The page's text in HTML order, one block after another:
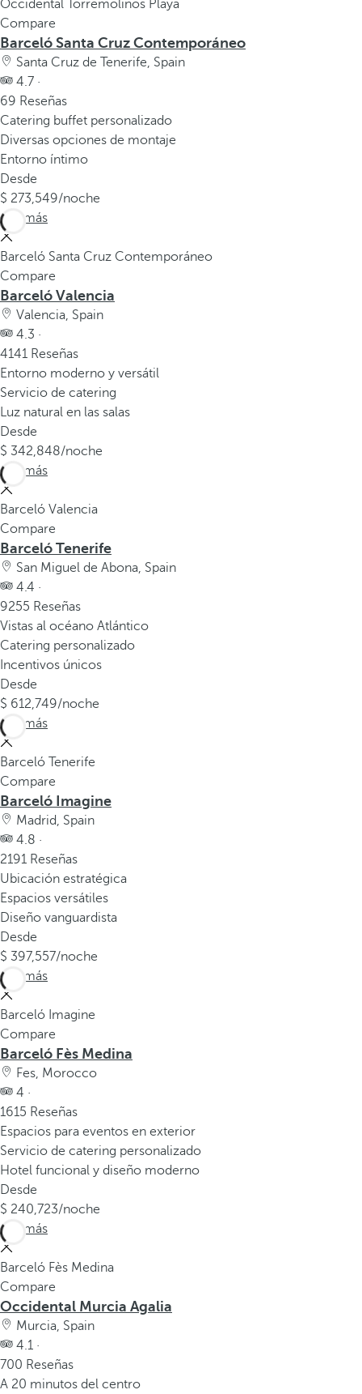
Occidental Torremolinos Playa
Compare
Barceló Santa Cruz Contemporáneo
Santa Cruz de Tenerife, Spain
4.7 ·
69 Reseñas
Catering buffet personalizado
Diversas opciones de montaje
Entorno íntimo
Desde
273,549/noche
Ver más
Barceló Santa Cruz Contemporáneo
Compare
Barceló Valencia
Valencia, Spain
4.3 ·
4141 Reseñas
Entorno moderno y versátil
Servicio de catering
Luz natural en las salas
Desde
342,848/noche
Ver más
Barceló Valencia
Compare
Barceló Tenerife
San Miguel de Abona, Spain
4.4 ·
9255 Reseñas
Vistas al océano Atlántico
Catering personalizado
Incentivos únicos
Desde
612,749/noche
Ver más
Barceló Tenerife
Compare
Barceló Imagine
Madrid, Spain
4.8 ·
2191 Reseñas
Ubicación estratégica
Espacios versátiles
Diseño vanguardista
Desde
397,557/noche
Ver más
Barceló Imagine
Compare
Barceló Fès Medina
Fes, Morocco
4 ·
1615 Reseñas
Espacios para eventos en exterior
Servicio de catering personalizado
Hotel funcional y diseño moderno
Desde
240,723/noche
Ver más
Barceló Fès Medina
Compare
Occidental Murcia Agalia
Murcia, Spain
4.1 ·
700 Reseñas
A 20 minutos del centro